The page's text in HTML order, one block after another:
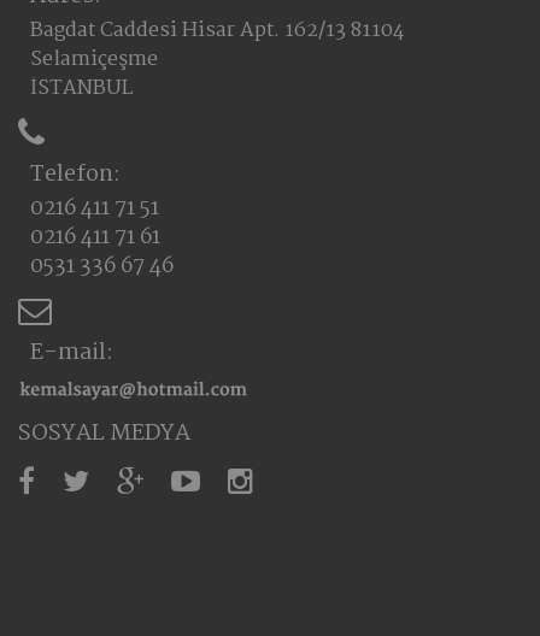
Bagdat Caddesi Hisar Apt. 162/13 81104
Selamiçeşme
İSTANBUL
Telefon:
0216 411 71 51
0216 411 71 61
0531 336 67 46
E-mail:
SOSYAL MEDYA